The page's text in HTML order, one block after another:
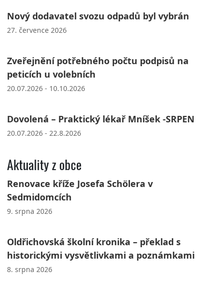
Nový dodavatel svozu odpadů byl vybrán
27. července 2026
Zveřejnění potřebného počtu podpisů na
peticích u volebních
20.07.2026 - 10.10.2026
Dovolená – Praktický lékař Mníšek -SRPEN
20.07.2026 - 22.8.2026
Aktuality z obce
Renovace kříže Josefa Schölera v
Sedmidomcích
9. srpna 2026
Oldřichovská školní kronika – překlad s
historickými vysvětlivkami a poznámkami
8. srpna 2026